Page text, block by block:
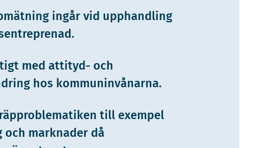
ingår vid upphandling
med attityd- och
hos kommuninvånarna.
till exempel
och marknader då